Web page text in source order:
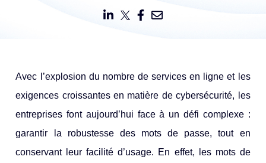
Avec l’explosion du nombre de services en ligne et les
exigences croissantes en matière de cybersécurité, les
entreprises font aujourd’hui face à un défi complexe :
garantir la robustesse des mots de passe, tout en
conservant leur facilité d’usage. En effet, les mots de